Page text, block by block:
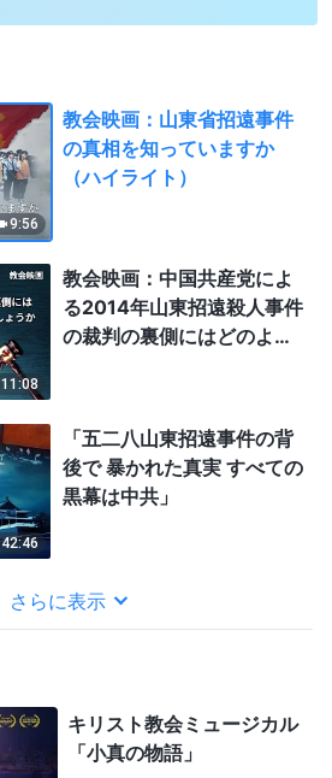
9:56
教会映画：山東省招遠事件
の真相を知っていますか
（ハイライト）
11:08
教会映画：中国共産党によ
る2014年山東招遠殺人事件
の裁判の裏側にはどのよう
42:46
「五二八山東招遠事件の背
後で 暴かれた真実 すべての
黒幕は中共」
さらに表示
キリスト教会ミュージカル
「小真の物語」